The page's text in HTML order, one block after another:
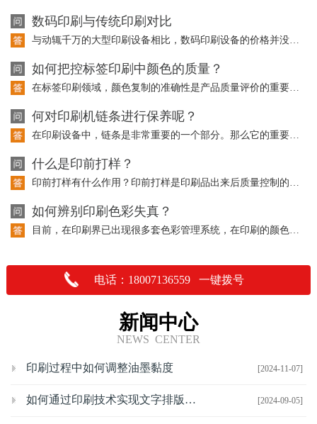
数码印刷与传统印刷对比
与动辄千万的大型印刷设备相比，数码印刷设备的价格并没有成为大型传统印刷企业投资…
如何把控标签印刷中颜色的质量？
在标签印刷领域，颜色复制的准确性是产品质量评价的重要因素。而且在标签印刷中使用…
何对印刷机链条进行保养呢？
在印刷设备中，链条是非常重要的一个部分。那么它的重要性体现在哪里呢？请听以下的…
什么是印前打样？
印前打样有什么作用？印前打样是印刷品出来后质量控制的重要依据，也是与客户沟通交…
如何辨别印刷色彩失真？
目前，在印刷界已出现很多套色彩管理系统，在印刷的颜色上都有了一定的控制，但是在…
电话：18007136559 一键拨号
新闻中心
NEWS CENTER
[2024-11-07]
印刷过程中如何调整油墨黏度
[2024-09-05]
如何通过印刷技术实现文字排版的优化